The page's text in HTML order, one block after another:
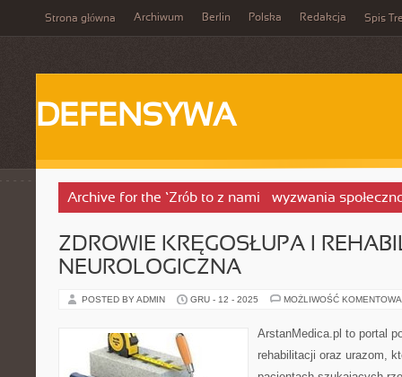
Strona główna Archiwum Berlin Polska Redakcja Spis
DEFENSYWA
Archive for the ‘Zrób to z nami – wyzwania
ZDROWIE KRĘGOSŁUPA I
NEUROLOGICZNA
POSTED BY ADMIN GRU - 12 - 2025 MOŻLIWOŚĆ
ArstanMedica.pl to portal
rehabilitacji oraz urazom,